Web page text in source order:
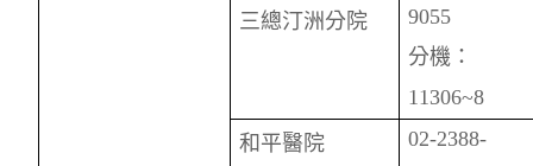
三總汀洲分院
9055
分機：
11306~8
和平醫院
02-2388-